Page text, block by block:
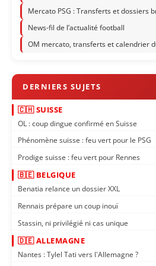
Mercato PSG : Transferts et dossiers
News-fil de l’actualité football
OM mercato, transferts et calendrier
🇨🇭 SUISSE
OL : coup dingue confirmé en Suisse
Phénomène suisse : feu vert pour le PSG
Prodige suisse : feu vert pour Rennes
🇧🇪 BELGIQUE
Benatia relance un dossier XXL
Rennais prépare un coup inouï
Stassin, ni privilégié ni cas unique
🇩🇪 ALLEMAGNE
Nantes : Tylel Tati vers l'Allemagne ?